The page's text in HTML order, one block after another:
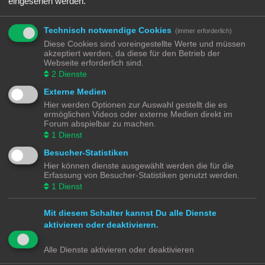
Nicht jeder Anbieter von 3D Druck Diensten will euch nur das gedruckte Modell
verkaufen, manche bieten euch auch an die Druckvorlagen zu kaufen und
herunterzuladen. Die Qualität von 3D Modellen aus dem Drucker ist abhängig
vom Drucker und vom Filament (Druckmedium). Hier muss jeder seine eigenen
Erfahrungen sammeln.
https://de.wikipedia.org/wiki/3D-Druck
Mir aktuelle bekannte Dienstleister zum Drucken sind:
https://www.shapeways.com/
https://www.thingiverse.com/
https://cults3d.com/de
https://www.printables.com/de
Modellbahnforum Forum Alle Zeiten sindUTC+02:00
Powered byphpBB® Forum Software © phpBB Limited
Datenschutz|Nutzungsbedingungen
Technisch notwendige Cookies (immer erforderlich)
Diese Cookies sind voreingestellte Werte und müssen
akzeptiert werden, da diese für den Betrieb der
Webseite erforderlich sind.
2 Dienste
Externe Medien
Hier werden Optionen zur Auswahl gestellt die es
ermöglichen Videos oder externe Medien direkt im
Forum abspielbar zu machen.
1 Dienst
Besucher-Statistiken
Hier können dienste ausgewählt werden die für die
Erfassung von Besucher-Statistiken genutzt werden.
1 Dienst
Mit diesem Schalter kannst Du alle Dienste
aktivieren oder deaktivieren.
Alle Dienste aktivieren oder deaktivieren